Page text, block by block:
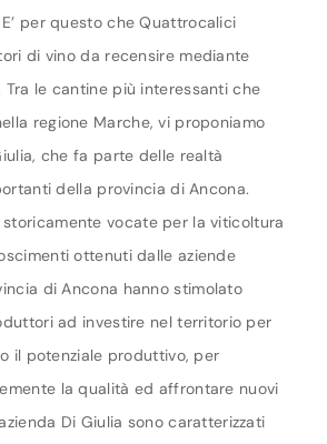
per questo che Quattrocalici
di vino da recensire mediante
le cantine più interessanti che
regione Marche, vi proponiamo
che fa parte delle realtà
della provincia di Ancona.
storicamente vocate per la viticoltura
ottenuti dalle aziende
di Ancona hanno stimolato
ad investire nel territorio per
il potenziale produttivo, per
la qualità ed affrontare nuovi
Di Giulia sono caratterizzati